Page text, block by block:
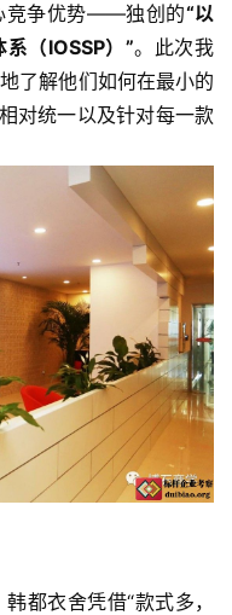
竞争优势——独创的“以
（IOSSP）”。此次我
了解他们如何在最小的
对统一以及针对每一款
都衣舍凭借“款式多，